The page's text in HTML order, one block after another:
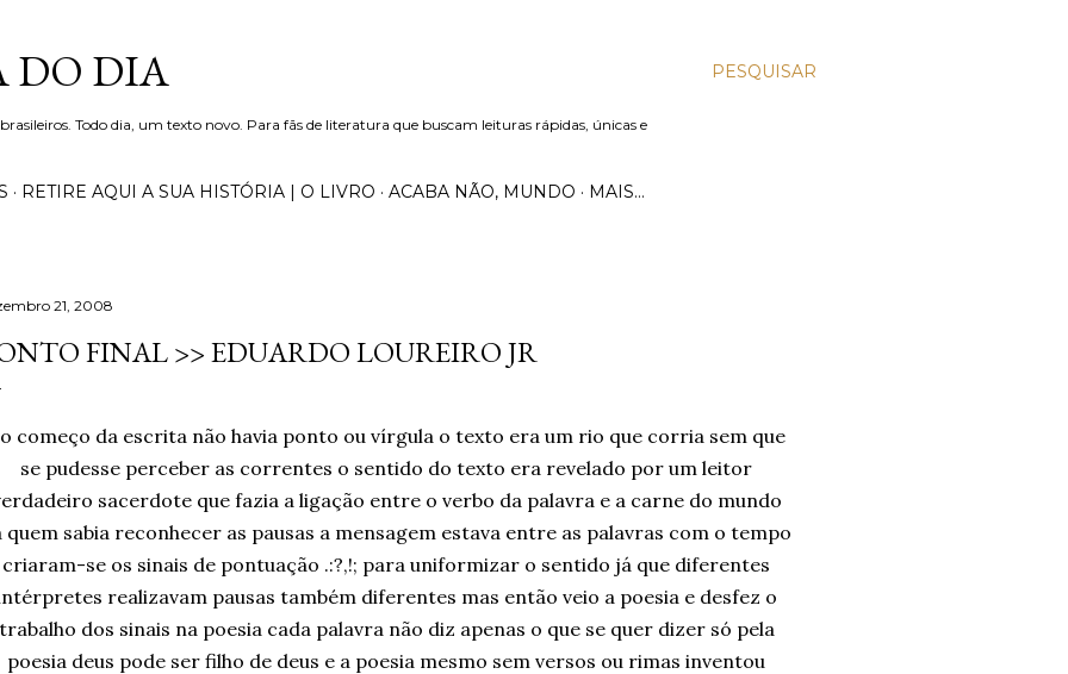
PESQUISAR
DO DIA
Todo dia, um texto novo. Para fãs de literatura que buscam leituras rápidas, únicas e
RETIRE AQUI A SUA HISTÓRIA | O LIVRO ACABA NÃO, MUNDO MAIS…
21, 2008
FINAL >> EDUARDO LOUREIRO JR
começo da escrita não havia ponto ou vírgula o texto era um rio que corria sem que
se pudesse perceber as correntes o sentido do texto era revelado por um leitor
sacerdote que fazia a ligação entre o verbo da palavra e a carne do mundo
quem sabia reconhecer as pausas a mensagem estava entre as palavras com o tempo
criaram-se os sinais de pontuação .:?,!; para uniformizar o sentido já que diferentes
realizavam pausas também diferentes mas então veio a poesia e desfez o
dos sinais na poesia cada palavra não diz apenas o que se quer dizer só pela
poesia deus pode ser filho de deus e a poesia mesmo sem versos ou rimas inventou